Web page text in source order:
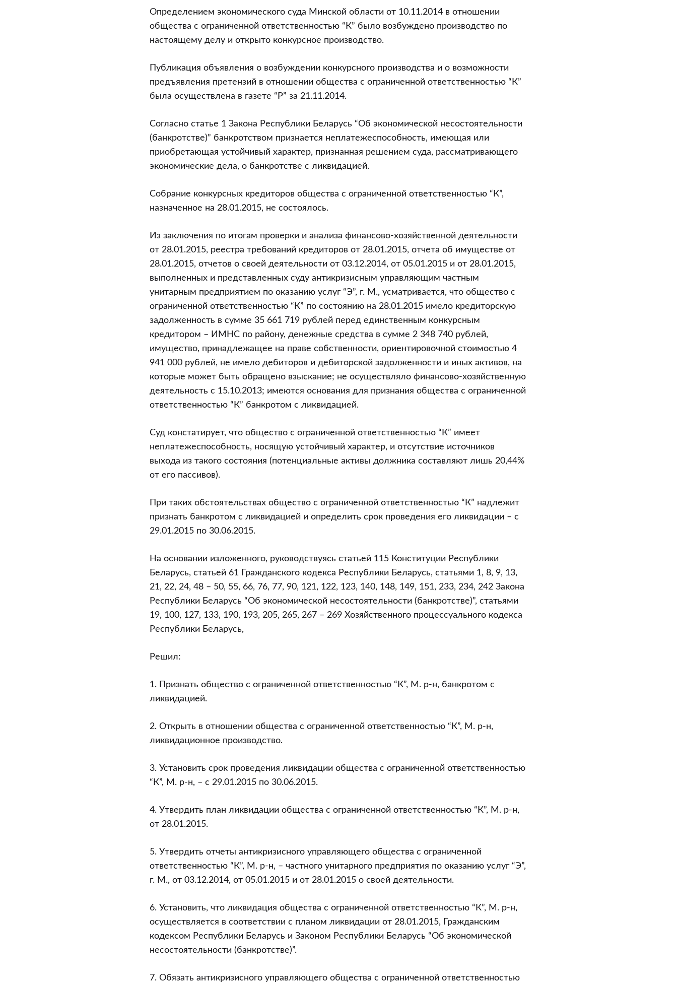
Определением экономического суда Минской области от 10.11.2014 в отношении
общества с ограниченной ответственностью “К” было возбуждено производство по
настоящему делу и открыто конкурсное производство.
Публикация объявления о возбуждении конкурсного производства и о возможности
предъявления претензий в отношении общества с ограниченной ответственностью “К”
была осуществлена в газете “Р” за 21.11.2014.
Согласно статье 1 Закона Республики Беларусь “Об экономической несостоятельности
(банкротстве)” банкротством признается неплатежеспособность, имеющая или
приобретающая устойчивый характер, признанная решением суда, рассматривающего
экономические дела, о банкротстве с ликвидацией.
Собрание конкурсных кредиторов общества с ограниченной ответственностью “К”,
назначенное на 28.01.2015, не состоялось.
Из заключения по итогам проверки и анализа финансово-хозяйственной деятельности
от 28.01.2015, реестра требований кредиторов от 28.01.2015, отчета об имуществе от
28.01.2015, отчетов о своей деятельности от 03.12.2014, от 05.01.2015 и от 28.01.2015,
выполненных и представленных суду антикризисным управляющим частным
унитарным предприятием по оказанию услуг “Э”, г. М., усматривается, что общество с
ограниченной ответственностью “К” по состоянию на 28.01.2015 имело кредиторскую
задолженность в сумме 35 661 719 рублей перед единственным конкурсным
кредитором – ИМНС по району, денежные средства в сумме 2 348 740 рублей,
имущество, принадлежащее на праве собственности, ориентировочной стоимостью 4
941 000 рублей, не имело дебиторов и дебиторской задолженности и иных активов, на
которые может быть обращено взыскание; не осуществляло финансово-хозяйственную
деятельность с 15.10.2013; имеются основания для признания общества с ограниченной
ответственностью “К” банкротом с ликвидацией.
Суд констатирует, что общество с ограниченной ответственностью “К” имеет
неплатежеспособность, носящую устойчивый характер, и отсутствие источников
выхода из такого состояния (потенциальные активы должника составляют лишь 20,44%
от его пассивов).
При таких обстоятельствах общество с ограниченной ответственностью “К” надлежит
признать банкротом с ликвидацией и определить срок проведения его ликвидации – с
29.01.2015 по 30.06.2015.
На основании изложенного, руководствуясь статьей 115 Конституции Республики
Беларусь, статьей 61 Гражданского кодекса Республики Беларусь, статьями 1, 8, 9, 13,
21, 22, 24, 48 – 50, 55, 66, 76, 77, 90, 121, 122, 123, 140, 148, 149, 151, 233, 234, 242 Закона
Республики Беларусь “Об экономической несостоятельности (банкротстве)”, статьями
19, 100, 127, 133, 190, 193, 205, 265, 267 – 269 Хозяйственного процессуального кодекса
Республики Беларусь,
Решил:
1. Признать общество с ограниченной ответственностью “К”, М. р-н, банкротом с
ликвидацией.
2. Открыть в отношении общества с ограниченной ответственностью “К”, М. р-н,
ликвидационное производство.
3. Установить срок проведения ликвидации общества с ограниченной ответственностью
“К”, М. р-н, – с 29.01.2015 по 30.06.2015.
4. Утвердить план ликвидации общества с ограниченной ответственностью “К”, М. р-н,
от 28.01.2015.
5. Утвердить отчеты антикризисного управляющего общества с ограниченной
ответственностью “К”, М. р-н, – частного унитарного предприятия по оказанию услуг “Э”,
г. М., от 03.12.2014, от 05.01.2015 и от 28.01.2015 о своей деятельности.
6. Установить, что ликвидация общества с ограниченной ответственностью “К”, М. р-н,
осуществляется в соответствии с планом ликвидации от 28.01.2015, Гражданским
кодексом Республики Беларусь и Законом Республики Беларусь “Об экономической
несостоятельности (банкротстве)”.
7. Обязать антикризисного управляющего общества с ограниченной ответственностью